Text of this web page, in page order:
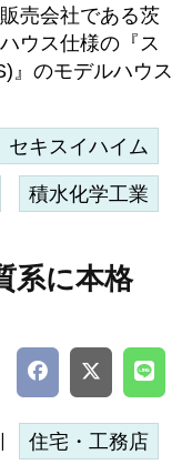
売会社である茨
ウス仕様の『ス
』のモデルハウス
セキスイハイム
積水化学工業
系に本格
住宅・工務店